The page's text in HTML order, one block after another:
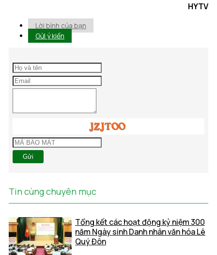
HYTV
Lời bình của bạn
Gửi ý kiến
Gửi
Tin cùng chuyên mục
Tổng kết các hoạt động kỷ niệm 300
năm Ngày sinh Danh nhân văn hóa Lê
Quý Đôn